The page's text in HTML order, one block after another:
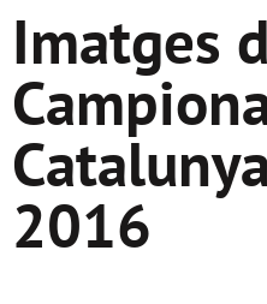
Imatges
2016